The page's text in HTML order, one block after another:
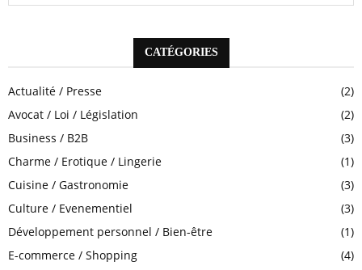
f
o
r
:
CATÉGORIES
Actualité / Presse
(2)
Avocat / Loi / Législation
(2)
Business / B2B
(3)
Charme / Erotique / Lingerie
(1)
Cuisine / Gastronomie
(3)
Culture / Evenementiel
(3)
Développement personnel / Bien-être
(1)
E-commerce / Shopping
(4)